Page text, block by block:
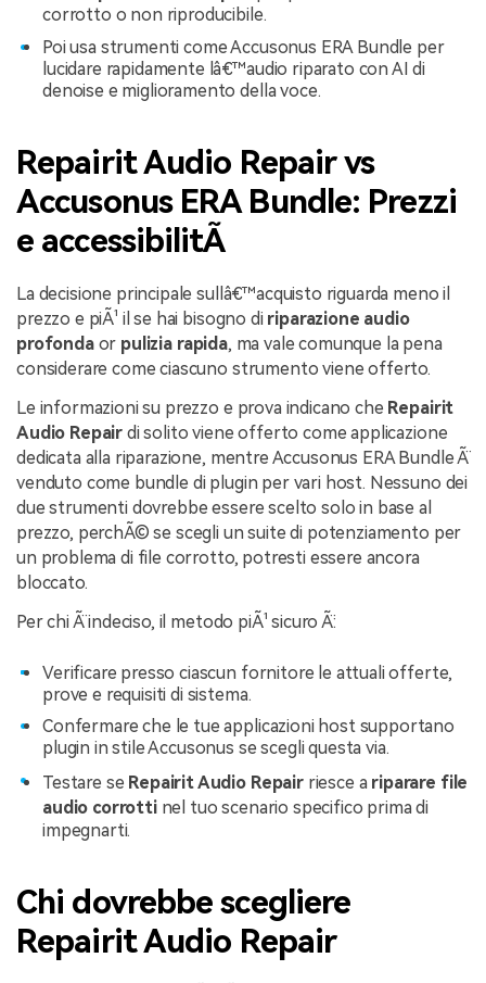
corrotto o non riproducibile.
Poi usa strumenti come Accusonus ERA Bundle per
lucidare rapidamente lâ€™audio riparato con AI di
denoise e miglioramento della voce.
Repairit Audio Repair vs
Accusonus ERA Bundle: Prezzi
e accessibilitÃ
La decisione principale sullâ€™acquisto riguarda meno il
prezzo e piÃ¹ il se hai bisogno di riparazione audio
profondaor pulizia rapida, ma vale comunque la pena
considerare come ciascuno strumento viene offerto.
Le informazioni su prezzo e prova indicano che Repairit
Audio Repair di solito viene offerto come applicazione
dedicata alla riparazione, mentre Accusonus ERA Bundle Ã¨
venduto come bundle di plugin per vari host. Nessuno dei
due strumenti dovrebbe essere scelto solo in base al
prezzo, perchÃ© se scegli un suite di potenziamento per
un problema di file corrotto, potresti essere ancora
bloccato.
Per chi Ã¨ indeciso, il metodo piÃ¹ sicuro Ã¨:
Verificare presso ciascun fornitore le attuali offerte,
prove e requisiti di sistema.
Confermare che le tue applicazioni host supportano
plugin in stile Accusonus se scegli questa via.
Testare se Repairit Audio Repairriesce a riparare file
audio corrottinel tuo scenario specifico prima di
impegnarti.
Chi dovrebbe scegliere
Repairit Audio Repair